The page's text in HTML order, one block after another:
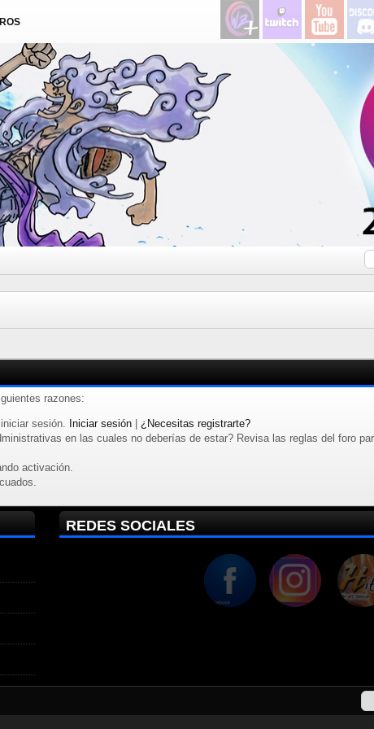
razones:
sesión. Iniciar sesión
¿Necesitas registrarte?
en las cuales no deberías de estar? Revisa las reglas del foro
activación.
REDES SOCIALES